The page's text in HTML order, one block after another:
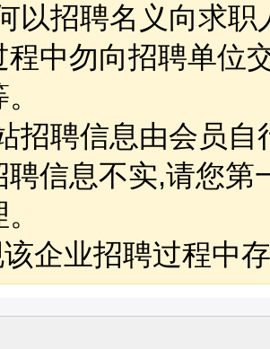
以招聘名义向求职
程中勿向招聘单位
招聘信息由会员自
聘信息不实,请您第
企业招聘过程中